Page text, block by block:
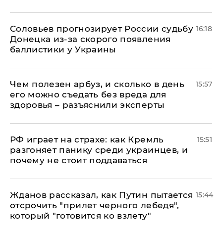
Соловьев прогнозирует России судьбу
Донецка из-за скорого появления
баллистики у Украины
16:18
Чем полезен арбуз, и сколько в день
его можно съедать без вреда для
здоровья – разъяснили эксперты
15:57
РФ играет на страхе: как Кремль
разгоняет панику среди украинцев, и
почему не стоит поддаваться
15:51
Жданов рассказал, как Путин пытается
отсрочить "прилет черного лебедя",
который "готовится ко взлету"
15:44